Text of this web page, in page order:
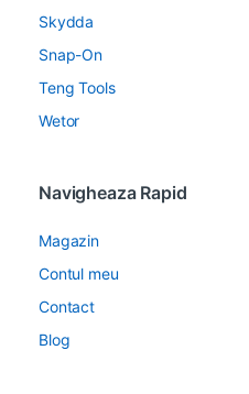
Skydda
Snap-On
Teng Tools
Wetor
Navigheaza Rapid
Magazin
Contul meu
Contact
Blog